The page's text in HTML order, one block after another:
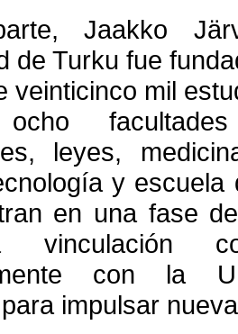
Jaakko
de Turku fue
veinticinco mil
leyes,
y
en una fase
con la
impulsar